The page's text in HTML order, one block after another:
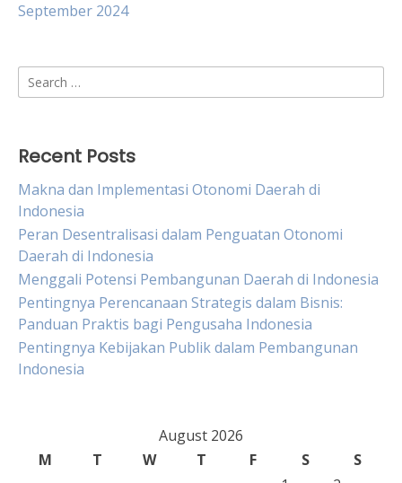
September 2024
Search
for:
Recent Posts
Makna dan Implementasi Otonomi Daerah di
Indonesia
Peran Desentralisasi dalam Penguatan Otonomi
Daerah di Indonesia
Menggali Potensi Pembangunan Daerah di Indonesia
Pentingnya Perencanaan Strategis dalam Bisnis:
Panduan Praktis bagi Pengusaha Indonesia
Pentingnya Kebijakan Publik dalam Pembangunan
Indonesia
August 2026
M
T W T F S
S